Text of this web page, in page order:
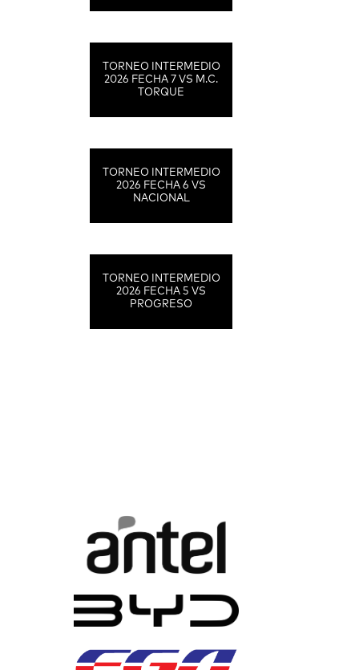
TORNEO INTERMEDIO
2026 FECHA 7 VS M.C.
TORQUE
TORNEO INTERMEDIO
2026 FECHA 6 VS
NACIONAL
TORNEO INTERMEDIO
2026 FECHA 5 VS
PROGRESO